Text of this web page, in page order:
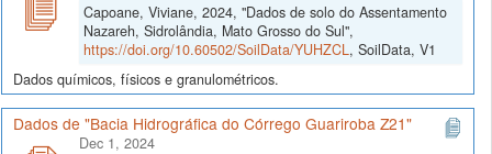
Capoane, Viviane, 2024, "Dados de solo do Assentamento
Nazareh, Sidrolândia, Mato Grosso do Sul",
https://doi.org/10.60502/SoilData/YUHZCL, SoilData, V1
Dados químicos, físicos e granulométricos.
Dados de "Bacia Hidrográfica do Córrego Guariroba Z21"
Dec 1, 2024